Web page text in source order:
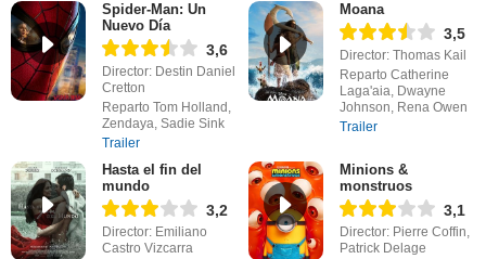
Spider-Man: Un
Nuevo Día
3,6
Director: Destin Daniel
Cretton
Reparto Tom Holland,
Zendaya, Sadie Sink
Trailer
Moana
3,5
Director: Thomas Kail
Reparto Catherine
Laga'aia, Dwayne
Johnson, Rena Owen
Trailer
Hasta el fin del
mundo
3,2
Director: Emiliano
Castro Vizcarra
Minions &
monstruos
3,1
Director: Pierre Coffin,
Patrick Delage